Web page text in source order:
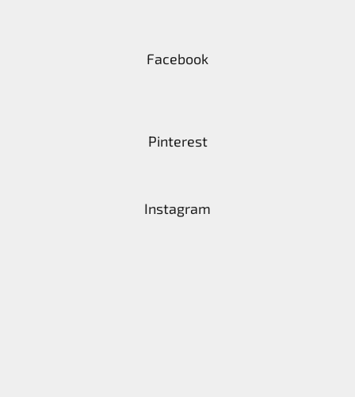
Facebook
Pinterest
Instagram